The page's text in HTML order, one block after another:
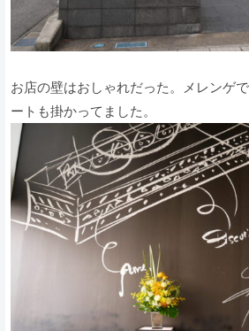
お店の壁はおしゃれだった。メレンゲ
ートも掛かってました。